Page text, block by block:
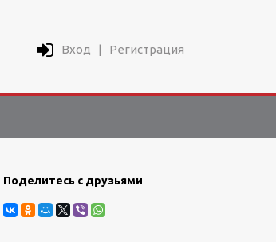
Вход | Регистрация
Поделитесь с друзьями